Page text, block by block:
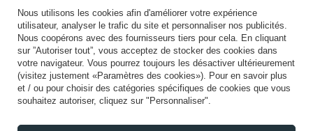
Paiements sécurisés
Nous utilisons les cookies afin d'améliorer votre expérience
utilisateur, analyser le trafic du site et personnaliser nos publicités.
Nous coopérons avec des fournisseurs tiers pour cela. En cliquant
sur ”Autoriser tout”, vous acceptez de stocker des cookies dans
votre navigateur. Vous pourrez toujours les désactiver ultérieurement
(visitez justement «Paramètres des cookies»). Pour en savoir plus
et / ou pour choisir des catégories spécifiques de cookies que vous
souhaitez autoriser, cliquez sur "Personnaliser".